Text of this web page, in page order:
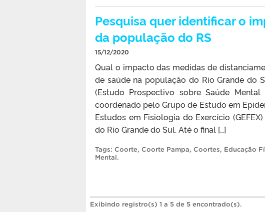
Pesquisa quer identificar o
da população do RS
15/12/2020
Qual o impacto das medidas de
de saúde na população do Rio Grande do
(Estudo Prospectivo sobre Saúde
coordenado pelo Grupo de Estudo em
Estudos em Fisiologia do Exercício
do Rio Grande do Sul. Até o final […]
Tags: Coorte, Coorte Pampa, Coortes, Educação
Mental.
Exibindo registro(s) 1 a 5 de 5 encontrado(s).